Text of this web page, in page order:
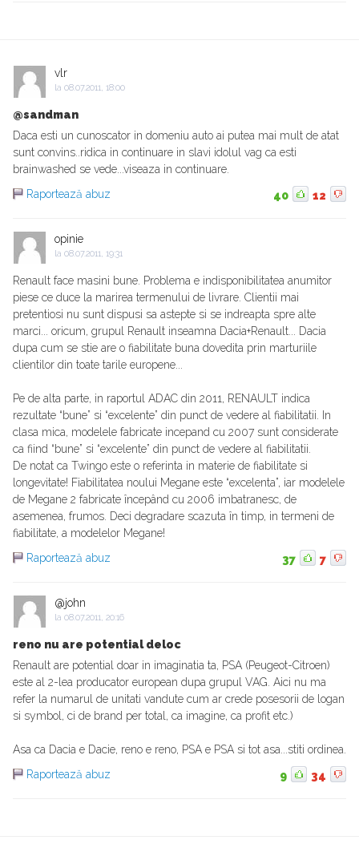
vlr
la 08.07.2011, 18:00
@sandman
Daca esti un cunoscator in domeniu auto ai putea mai mult de atat
sunt convins..ridica in continuare in slavi idolul vag ca esti
brainwashed se vede...viseaza in continuare.
Raportează abuz
40 12
opinie
la 08.07.2011, 19:31
Renault face masini bune. Problema e indisponibilitatea anumitor
piese ce duce la marirea termenului de livrare. Clientii mai
pretentiosi nu sunt dispusi sa astepte si se indreapta spre alte
marci... oricum, grupul Renault inseamna Dacia+Renault... Dacia
dupa cum se stie are o fiabilitate buna dovedita prin marturiile
clientilor din toate tarile europene...
Pe de alta parte, in raportul ADAC din 2011, RENAULT indica
rezultate “bune” si “excelente” din punct de vedere al fiabilitatii. In
clasa mica, modelele fabricate incepand cu 2007 sunt considerate
ca fiind “bune” si “excelente” din punct de vedere al fiabilitatii.
De notat ca Twingo este o referinta in materie de fiabilitate si
longevitate! Fiabilitatea noului Megane este “excelenta”, iar modelele
de Megane 2 fabricate începând cu 2006 imbatranesc, de
asemenea, frumos. Deci degradare scazuta în timp, in termeni de
fiabilitate, a modelelor Megane!
Raportează abuz
37 7
@john
la 08.07.2011, 20:16
reno nu are potential deloc
Renault are potential doar in imaginatia ta, PSA (Peugeot-Citroen)
este al 2-lea producator european dupa grupul VAG. Aici nu ma
refer la numarul de unitati vandute cum ar crede posesorii de logan
si symbol, ci de brand per total, ca imagine, ca profit etc.)
Asa ca Dacia e Dacie, reno e reno, PSA e PSA si tot asa...stiti ordinea.
Raportează abuz
9 34